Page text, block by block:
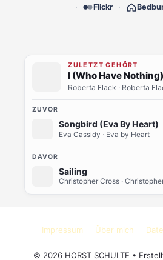
Flickr
ZULETZT GEHÖRT
I (Who Have Nothing)
Roberta Flack · Roberta
ZUVOR
Songbird (Eva By Heart)
Eva Cassidy · Eva by Heart
DAVOR
Sailing
Christopher Cross ·
Impressum Über mich
© 2026 HORST SCHULTE •